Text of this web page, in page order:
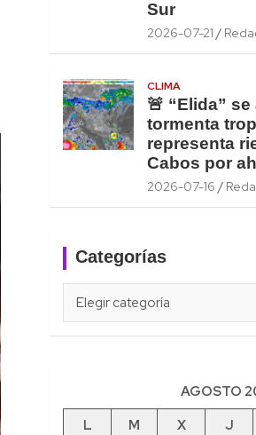
Sur
2026-07-21
CLIMA
🚨 “Elida”
tormenta
representa
Cabos por
2026-07-16
Categorías
AGOSTO
L
M X J